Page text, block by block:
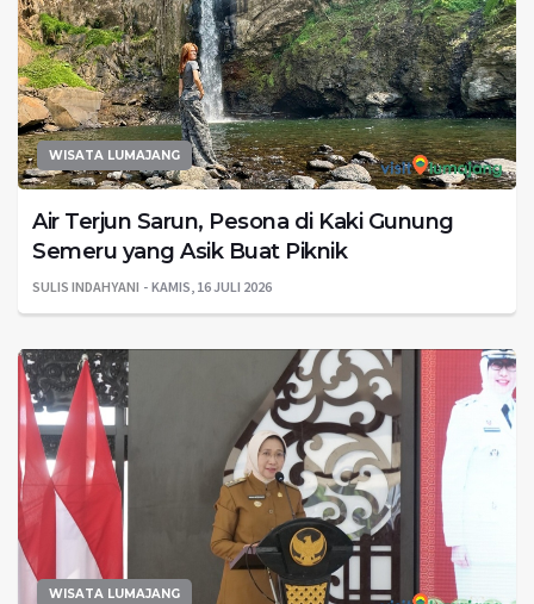
WISATA LUMAJANG
Air Terjun Sarun, Pesona di Kaki Gunung
Semeru yang Asik Buat Piknik
SULIS INDAHYANI KAMIS, 16 JULI 2026
WISATA LUMAJANG